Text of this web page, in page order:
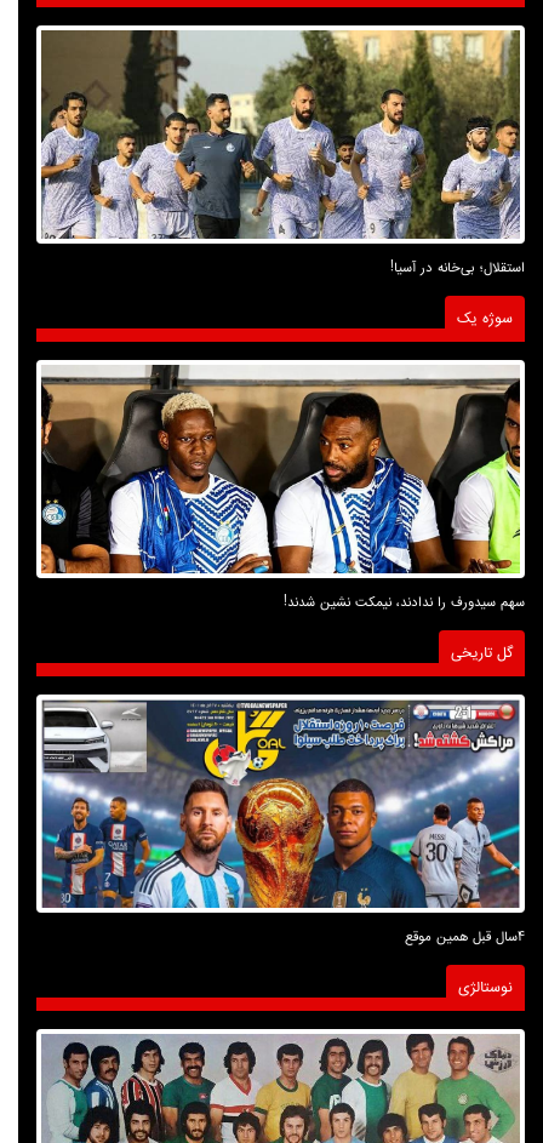
استقلال؛ بی‌خانه در آسیا!
سوژه یک
سهم سیدورف را ندادند، نیمکت نشین شدند!
گل تاریخی
4سال قبل همین موقع
نوستالژی